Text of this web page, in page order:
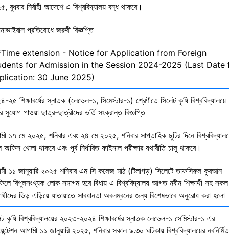
বুধবার নির্বাহী আদেশে এ বিশ্ববিদ্যালয় বন্ধ থাকবে।
প্রতিরোধে জরুরী বিজ্ঞপ্তি
extension - Notice for Application from Foreign
for Admission in the Session 2024-2025 (Last Date
30 June 2025)
২৫ শিক্ষাবর্ষের স্নাতক (লেভেল-১, সিমেস্টার-১) শ্রেণীতে সিলেট কৃষি বিশ্ববিদ্যালয়ে
সুযোগ পাওয়া ছাত্র-ছাত্রীদের ভর্তি সংক্রান্ত বিজ্ঞপ্তি
১৭ মে ২০২৫, শনিবার এবং ২৪ মে ২০২৫, শনিবার সাপ্তাহিক ছুটির দিনে
খোলা থাকবে এবং পূর্ব নির্ধারিত ফাইনাল পরীক্ষার যথারীতি চালু থাকবে।
১১ জানুয়ারি ২০২৫ শনিবার এম সি কলেজ মাঠ (টিলাগড়) সিলেটে তাফসিরুল কুরআন
বিপুলসংখ্যক লোক সমাগম হবে বিধায় এ বিশ্ববিদ্যালয় আগত নবীন শিক্ষার্থী সহ সকল
ভিড় এড়িয়ে যাতায়াতে সাবধানতা অবলম্বনের জন্য বিশেষভাবে অনুরোধ করা হলো
কৃষি বিশ্ববিদ্যালয়ের ২০২৩-২০২৪ শিক্ষাবর্ষের স্নাতক লেভেল-১ সেমিস্টার-১ এর
আগামী ১১ জানুয়ারি ২০২৫, শনিবার সকাল ৯.৩০ ঘটিকায় বিশ্ববিদ্যালয়ের নবনির্মিত